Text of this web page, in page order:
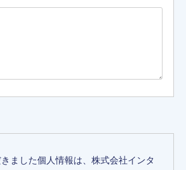
ました個人情報は、株式会社インタ